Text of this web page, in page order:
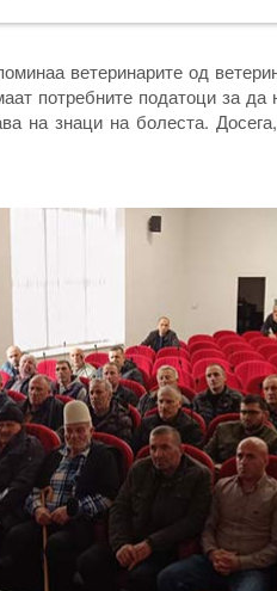
ветеринарите од
потребните податоци за
на знаци на болеста.